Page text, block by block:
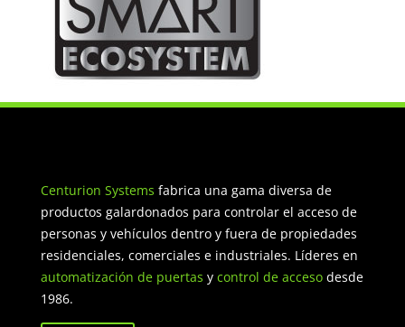
Centurion Systems fabrica una gama diversa de
productos galardonados para controlar el acceso de
personas y vehículos dentro y fuera de propiedades
residenciales, comerciales e industriales. Líderes en
automatización de puertas y control de accesodesde
1986.